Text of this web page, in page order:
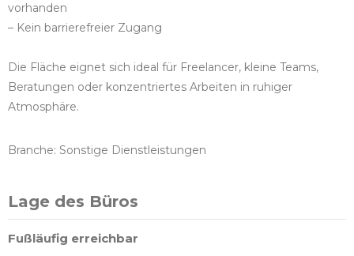
vorhanden
– Kein barrierefreier Zugang
Die Fläche eignet sich ideal für Freelancer, kleine Teams,
Beratungen oder konzentriertes Arbeiten in ruhiger
Atmosphäre.
Branche: Sonstige Dienstleistungen
Lage des Büros
Fußläufig erreichbar